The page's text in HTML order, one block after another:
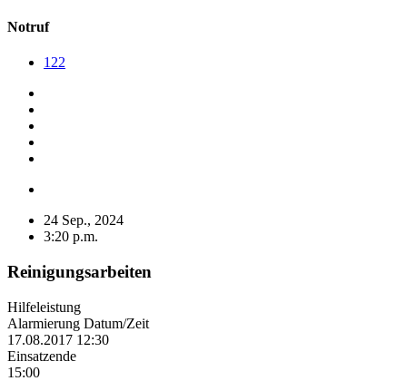
Notruf
122
24 Sep., 2024
3:20 p.m.
Reinigungsarbeiten
Hilfeleistung
Alarmierung Datum/Zeit
17.08.2017 12:30
Einsatzende
15:00